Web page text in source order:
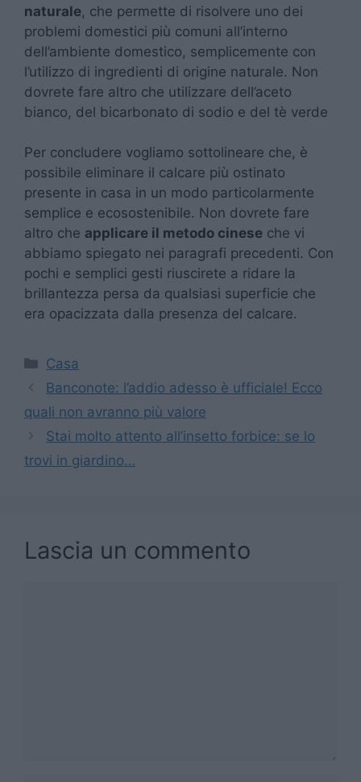
naturale, che permette di risolvere uno dei
problemi domestici più comuni all’interno
dell’ambiente domestico, semplicemente con
l’utilizzo di ingredienti di origine naturale. Non
dovrete fare altro che utilizzare dell’aceto
bianco, del bicarbonato di sodio e del tè verde
Per concludere vogliamo sottolineare che, è
possibile eliminare il calcare più ostinato
presente in casa in un modo particolarmente
semplice e ecosostenibile. Non dovrete fare
altro che applicare il metodo cinese che vi
abbiamo spiegato nei paragrafi precedenti. Con
pochi e semplici gesti riuscirete a ridare la
brillantezza persa da qualsiasi superficie che
era opacizzata dalla presenza del calcare.
Categorie
Casa
Banconote: l’addio adesso è ufficiale! Ecco
quali non avranno più valore
Stai molto attento all’insetto forbice: se lo
trovi in giardino…
Lascia un commento